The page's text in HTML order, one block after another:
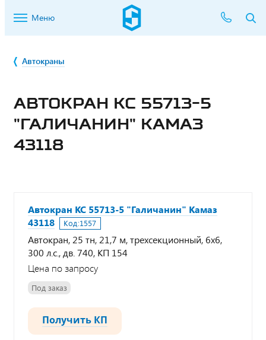
Меню
Автокраны
АВТОКРАН КС 55713-5
"ГАЛИЧАНИН" КАМАЗ
43118
Автокран КС 55713-5 "Галичанин" Камаз
43118
Код:1557
Автокран, 25 тн, 21,7 м, трехсекционный, 6х6,
300 л.с., дв. 740, КП 154
Цена по запросу
Под заказ
Получить КП